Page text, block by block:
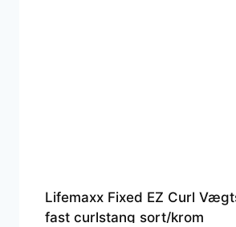
Lifemaxx Fixed EZ Curl
fast curlstang sort/krom